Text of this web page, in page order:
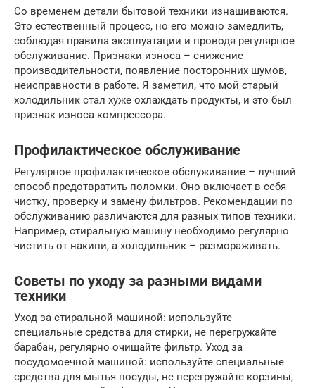
Со временем детали бытовой техники изнашиваются.
Это естественный процесс, но его можно замедлить,
соблюдая правила эксплуатации и проводя регулярное
обслуживание. Признаки износа – снижение
производительности, появление посторонних шумов,
неисправности в работе. Я заметил, что мой старый
холодильник стал хуже охлаждать продукты, и это был
признак износа компрессора.
Профилактическое обслуживание
Регулярное профилактическое обслуживание – лучший
способ предотвратить поломки. Оно включает в себя
чистку, проверку и замену фильтров. Рекомендации по
обслуживанию различаются для разных типов техники.
Например, стиральную машину необходимо регулярно
чистить от накипи, а холодильник – размораживать.
Советы по уходу за разными видами
техники
Уход за стиральной машиной: используйте
специальные средства для стирки, не перегружайте
барабан, регулярно очищайте фильтр. Уход за
посудомоечной машиной: используйте специальные
средства для мытья посуды, не перегружайте корзины,